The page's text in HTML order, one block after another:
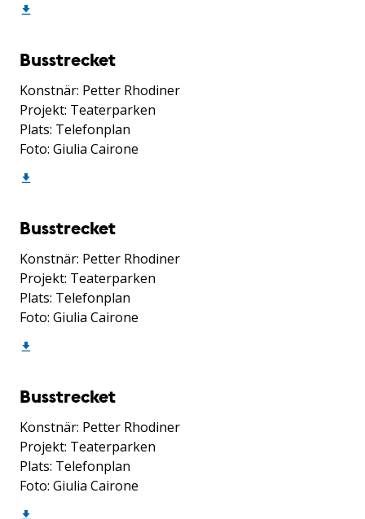
Busstrecket
Konstnär: Petter Rhodiner
Projekt: Teaterparken
Plats: Telefonplan
Foto: Giulia Cairone
Busstrecket
Konstnär: Petter Rhodiner
Projekt: Teaterparken
Plats: Telefonplan
Foto: Giulia Cairone
Busstrecket
Konstnär: Petter Rhodiner
Projekt: Teaterparken
Plats: Telefonplan
Foto: Giulia Cairone